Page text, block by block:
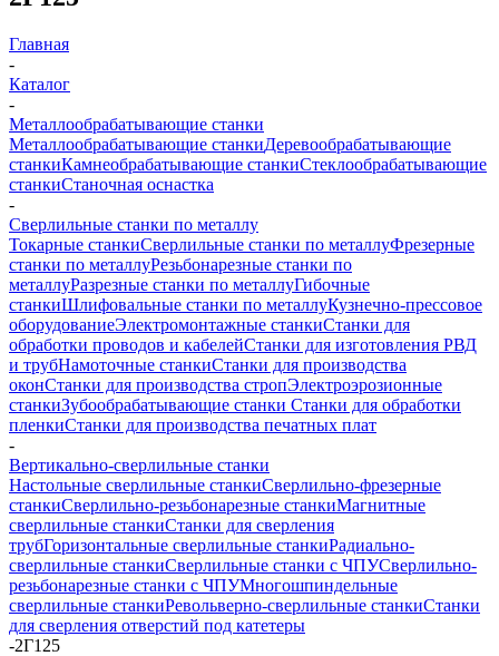
Главная
-
Каталог
-
Металлообрабатывающие станки
Металлообрабатывающие станкиДеревообрабатывающие
станкиКамнеобрабатывающие станкиСтеклообрабатывающие
станкиСтаночная оснастка
-
Сверлильные станки по металлу
Токарные станкиСверлильные станки по металлуФрезерные
станки по металлуРезьбонарезные станки по
металлуРазрезные станки по металлуГибочные
станкиШлифовальные станки по металлуКузнечно-прессовое
оборудованиеЭлектромонтажные станкиСтанки для
обработки проводов и кабелейСтанки для изготовления РВД
и трубНамоточные станкиСтанки для производства
оконСтанки для производства стропЭлектроэрозионные
станкиЗубообрабатывающие станки Станки для обработки
пленкиСтанки для производства печатных плат
-
Вертикально-сверлильные станки
Настольные сверлильные станкиСверлильно-фрезерные
станкиСверлильно-резьбонарезные станкиМагнитные
сверлильные станкиСтанки для сверления
трубГоризонтальные сверлильные станкиРадиально-
сверлильные станкиСверлильные станки с ЧПУСверлильно-
резьбонарезные станки с ЧПУМногошпиндельные
сверлильные станкиРевольверно-сверлильные станкиСтанки
для сверления отверстий под катетеры
-2Г125